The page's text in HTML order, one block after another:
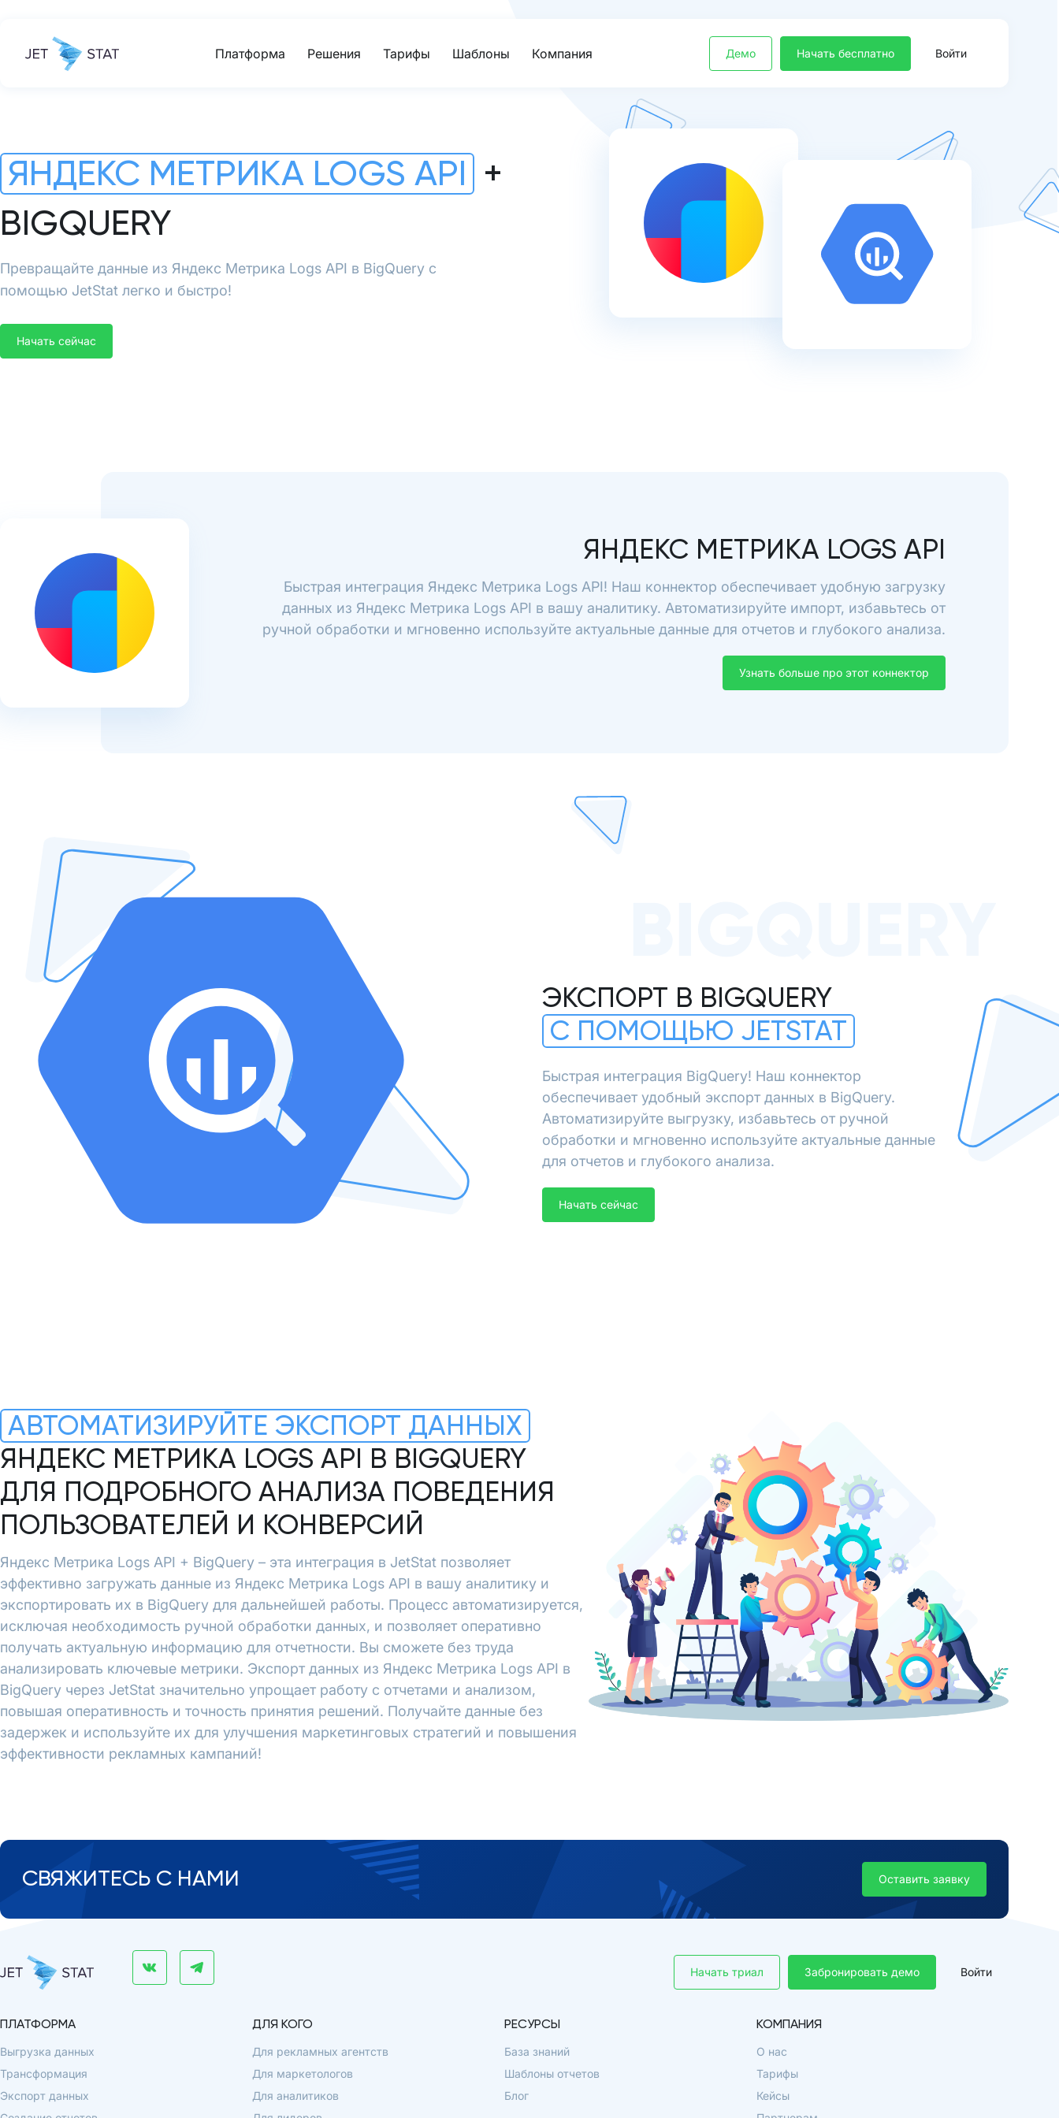
Платформа Решения Тарифы Шаблоны Компания Демо Начать бесплатно Войти
ЯНДЕКС МЕТРИКА LOGS API +
BIGQUERY
Превращайте данные из Яндекс Метрика Logs API в BigQuery с
помощью JetStat легко и быстро!
Начать сейчас
ЯНДЕКС МЕТРИКА LOGS API
Быстрая интеграция Яндекс Метрика Logs API! Наш коннектор обеспечивает удобную загрузку
данных из Яндекс Метрика Logs API в вашу аналитику. Автоматизируйте импорт, избавьтесь от
ручной обработки и мгновенно используйте актуальные данные для отчетов и глубокого анализа.
Узнать больше про этот коннектор
ЭКСПОРТ В BIGQUERY
С ПОМОЩЬЮ JETSTAT
Быстрая интеграция BigQuery! Наш коннектор
обеспечивает удобный экспорт данных в BigQuery.
Автоматизируйте выгрузку, избавьтесь от ручной
обработки и мгновенно используйте актуальные данные
для отчетов и глубокого анализа.
Начать сейчас
АВТОМАТИЗИРУЙТЕ ЭКСПОРТ ДАННЫХ
ЯНДЕКС МЕТРИКА LOGS API В BIGQUERY
ДЛЯ ПОДРОБНОГО АНАЛИЗА ПОВЕДЕНИЯ
ПОЛЬЗОВАТЕЛЕЙ И КОНВЕРСИЙ
Яндекс Метрика Logs API + BigQuery – эта интеграция в JetStat позволяет
эффективно загружать данные из Яндекс Метрика Logs API в вашу аналитику и
экспортировать их в BigQuery для дальнейшей работы. Процесс автоматизируется,
исключая необходимость ручной обработки данных, и позволяет оперативно
получать актуальную информацию для отчетности. Вы сможете без труда
анализировать ключевые метрики. Экспорт данных из Яндекс Метрика Logs API в
BigQuery через JetStat значительно упрощает работу с отчетами и анализом,
повышая оперативность и точность принятия решений. Получайте данные без
задержек и используйте их для улучшения маркетинговых стратегий и повышения
эффективности рекламных кампаний!
СВЯЖИТЕСЬ С НАМИ Оставить заявку
Забронировать демо
Начать триал Войти
ПЛАТФОРМА
Выгрузка данных
Трансформация
Экспорт данных
ДЛЯ КОГО
Для рекламных агентств
Для маркетологов
Для аналитиков
РЕСУРСЫ
База знаний
Шаблоны отчетов
Блог
КОМПАНИЯ
О нас
Тарифы
Кейсы